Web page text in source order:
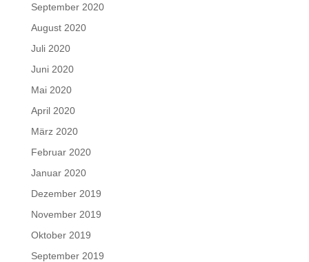
September 2020
August 2020
Juli 2020
Juni 2020
Mai 2020
April 2020
März 2020
Februar 2020
Januar 2020
Dezember 2019
November 2019
Oktober 2019
September 2019